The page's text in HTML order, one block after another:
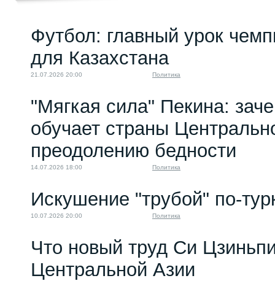
03.08.2023 08:00
Футбол: главный урок
для Казахстана
21.07.2026 20:00 Политика
"Мягкая сила" Пекина:
обучает страны
преодолению бедности
14.07.2026 18:00 Политика
Искушение "трубой" по-
10.07.2026 20:00 Политика
Что новый труд Си
Центральной Азии